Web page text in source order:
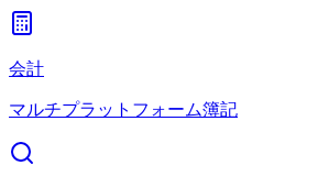
会計
マルチプラットフォーム簿記